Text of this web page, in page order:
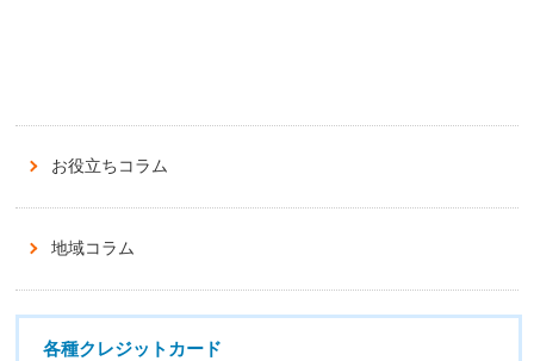
お役立ちコラム
地域コラム
各種クレジットカード